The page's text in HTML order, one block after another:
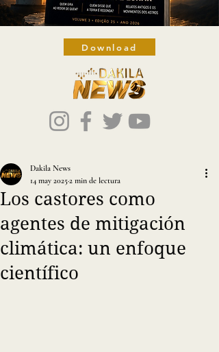
Download
Los castores como
agentes de mitigación
climática: un enfoque
científico
Dakila News
14 may 20252 min de lectura